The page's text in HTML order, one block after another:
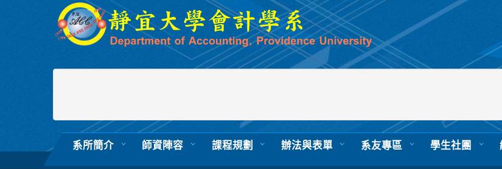
系所簡介 師資陣容 課程規劃 辦法與表單 系友專區 學生社團